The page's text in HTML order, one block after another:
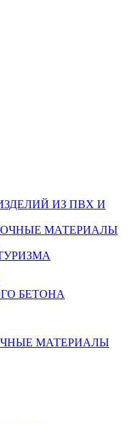
ИЗ ПВХ И
МАТЕРИАЛЫ
БЕТОНА
МАТЕРИАЛЫ